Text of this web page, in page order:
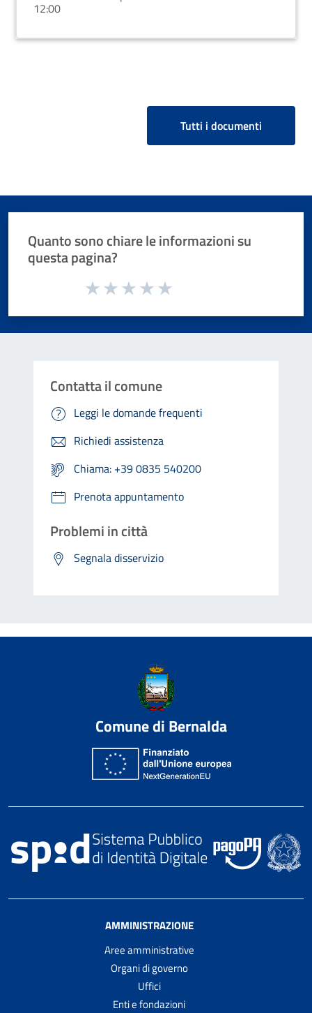
12:00
Tutti i documenti
Quanto sono chiare le informazioni su
questa pagina?
Valuta da 1 a 5 stelle la pagina
Contatta il comune
Leggi le domande frequenti
Richiedi assistenza
Chiama: +39 0835 540200
Prenota appuntamento
Problemi in città
Segnala disservizio
Comune di Bernalda
AMMINISTRAZIONE
Aree amministrative
Organi di governo
Uffici
Enti e fondazioni